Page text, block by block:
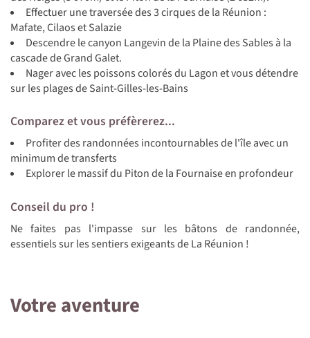
Effectuer une traversée des 3 cirques de la Réunion :
Mafate, Cilaos et Salazie
Descendre le canyon Langevin de la Plaine des Sables à la
cascade de Grand Galet.
Nager avec les poissons colorés du Lagon et vous détendre
sur les plages de Saint-Gilles-les-Bains
Comparez et vous préfèrerez...
Profiter des randonnées incontournables de l'île avec un
minimum de transferts
Explorer le massif du Piton de la Fournaise en profondeur
Conseil du pro !
Ne faites pas l'impasse sur les bâtons de randonnée,
essentiels sur les sentiers exigeants de La Réunion !
Votre aventure